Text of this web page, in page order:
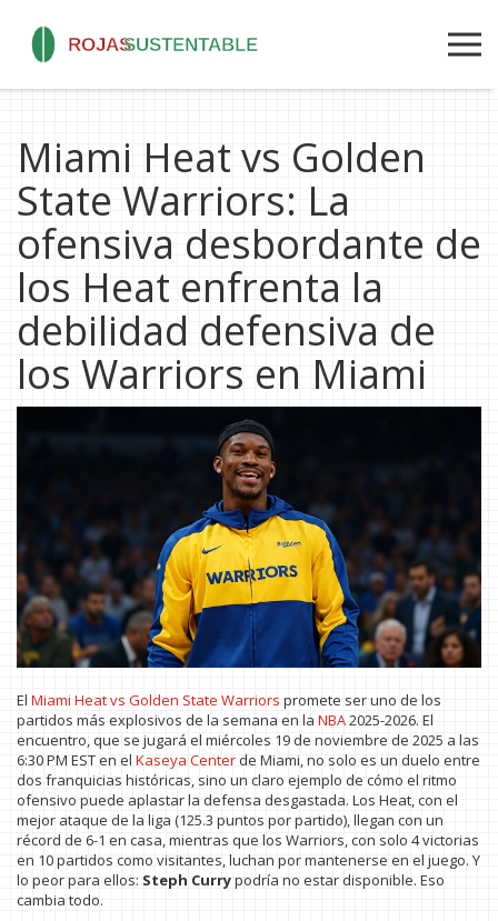
Miami Heat vs Golden
State Warriors: La
ofensiva desbordante de
los Heat enfrenta la
debilidad defensiva de
los Warriors en Miami
El Miami Heat vs Golden State Warriors promete ser uno de los
partidos más explosivos de la semana en la NBA2025-2026. El
encuentro, que se jugará el miércoles 19 de noviembre de 2025 a las
6:30 PM EST en el Kaseya Center de Miami, no solo es un duelo entre
dos franquicias históricas, sino un claro ejemplo de cómo el ritmo
ofensivo puede aplastar la defensa desgastada. Los Heat, con el
mejor ataque de la liga (125.3 puntos por partido), llegan con un
récord de 6-1 en casa, mientras que los Warriors, con solo 4 victorias
en 10 partidos como visitantes, luchan por mantenerse en el juego. Y
lo peor para ellos: Steph Currypodría no estar disponible. Eso
cambia todo.